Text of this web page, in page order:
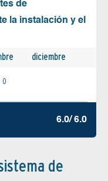
de
la instalación y el
diciembre
0
6.0/ 6.0
de